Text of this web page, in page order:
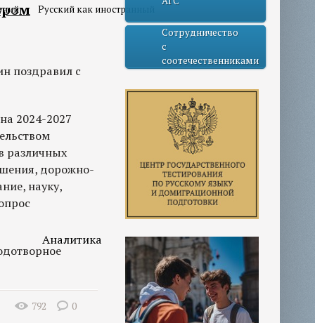
Русский как иностранный
Аналитика
поздравил с
2024-2027
различных
дорожно-
науку,
792 0
Сотрудничество
с
соотечественниками